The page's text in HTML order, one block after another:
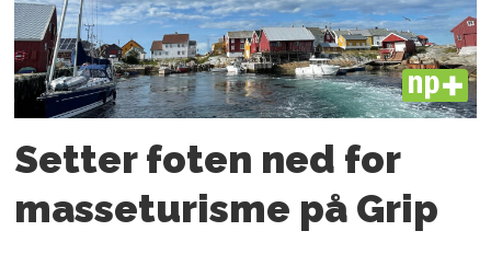
PLUS
Setter foten ned for
masseturisme på Grip